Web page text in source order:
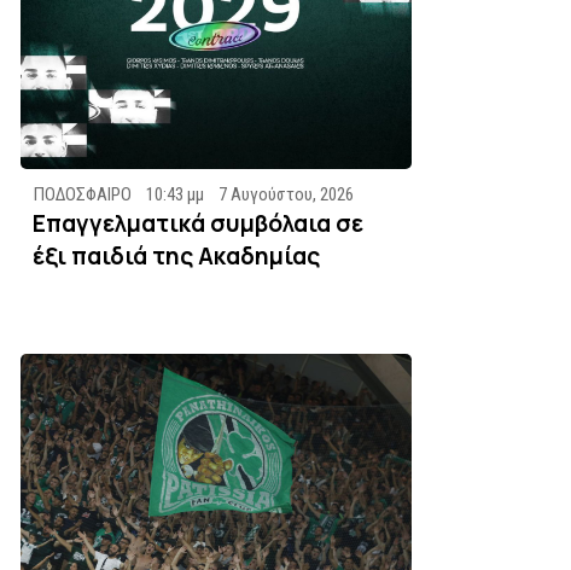
ΠΟΔΟΣΦΑΙΡΟ 10:43 μμ 7 Αυγούστου, 2026
Επαγγελματικά συμβόλαια σε
έξι παιδιά της Ακαδημίας